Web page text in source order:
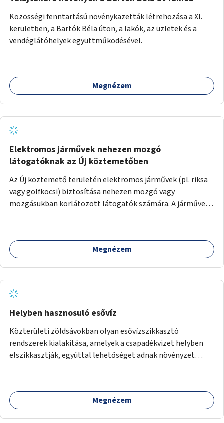
Közösségi fenntartású növénykazetták létrehozása a XI.
kerületben, a Bartók Béla úton, a lakók, az üzletek és a
vendéglátóhelyek együttműködésével.
Megnézem
Elektromos járművek nehezen mozgó
látogatóknak az Új köztemetőben
Az Új köztemető területén elektromos járművek (pl. riksa
vagy golfkocsi) biztosítása nehezen mozgó vagy
mozgásukban korlátozott látogatók számára. A járművek
Megnézem
Helyben hasznosuló esővíz
Közterületi zöldsávokban olyan esővízszikkasztó
rendszerek kialakítása, amelyek a csapadékvizet helyben
elszikkasztják, egyúttal lehetőséget adnak növényzet
Megnézem